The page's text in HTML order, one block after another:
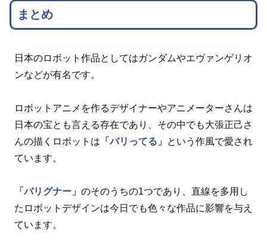
まとめ
日本のロボット作品としてはガンダムやエヴァンゲリオ
ンなどが有名です。
ロボットアニメを作るデザイナーやアニメーターさんは
日本の宝とも言える存在であり、その中でも大張正己さ
んの描くロボットは 「バリってる」
という作風で愛され
ています。
「バリグナー」 のそのうちの1つであり、直線を多用し
たロボットデザインは今日でも色々な作品に影響を与え
ています。